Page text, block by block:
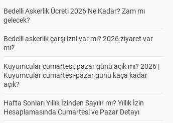
Bedelli Askerlik Ücreti 2026 Ne Kadar? Zam mı
gelecek?
Bedelli askerlik çarşı izni var mı? 2026 ziyaret var
mı?
Kuyumcular cumartesi, pazar günü açık mı? 2026 |
Kuyumcular cumartesi-pazar günü kaça kadar
açık?
Hafta Sonları Yıllık İzinden Sayılır mı? Yıllık İzin
Hesaplamasında Cumartesi ve Pazar Detayı